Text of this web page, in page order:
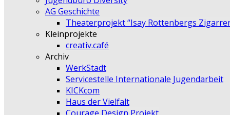
AG Geschichte
Theaterprojekt “Isay Rottenbergs
Kleinprojekte
creativ.café
Archiv
WerkStadt
Servicestelle Internationale Jugendarbeit
KICKcom
Haus der Vielfalt